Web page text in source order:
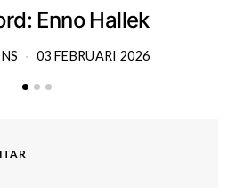
Enno Hallek
03 FEBRUARI 2026